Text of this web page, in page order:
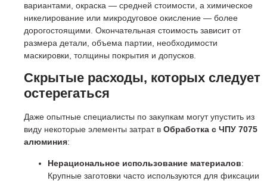
вариантами, окраска — средней стоимости, а химическое
никелирование или микродуговое окисление — более
дорогостоящими. Окончательная стоимость зависит от
размера детали, объема партии, необходимости
маскировки, толщины покрытия и допусков.
Скрытые расходы, которых следует
остерегаться
Даже опытные специалисты по закупкам могут упустить из
виду некоторые элементы затрат в Обработка с ЧПУ 7075
алюминия:
Нерациональное использование материалов:
Крупные заготовки часто используются для фиксации